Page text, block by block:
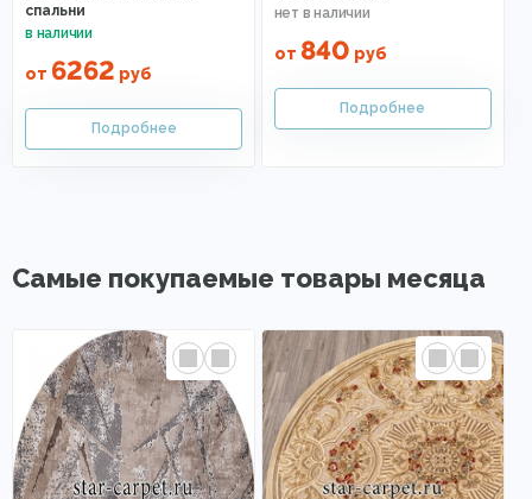
спальни
от 6262 руб
от 840 руб
Самые покупаемые товары месяца